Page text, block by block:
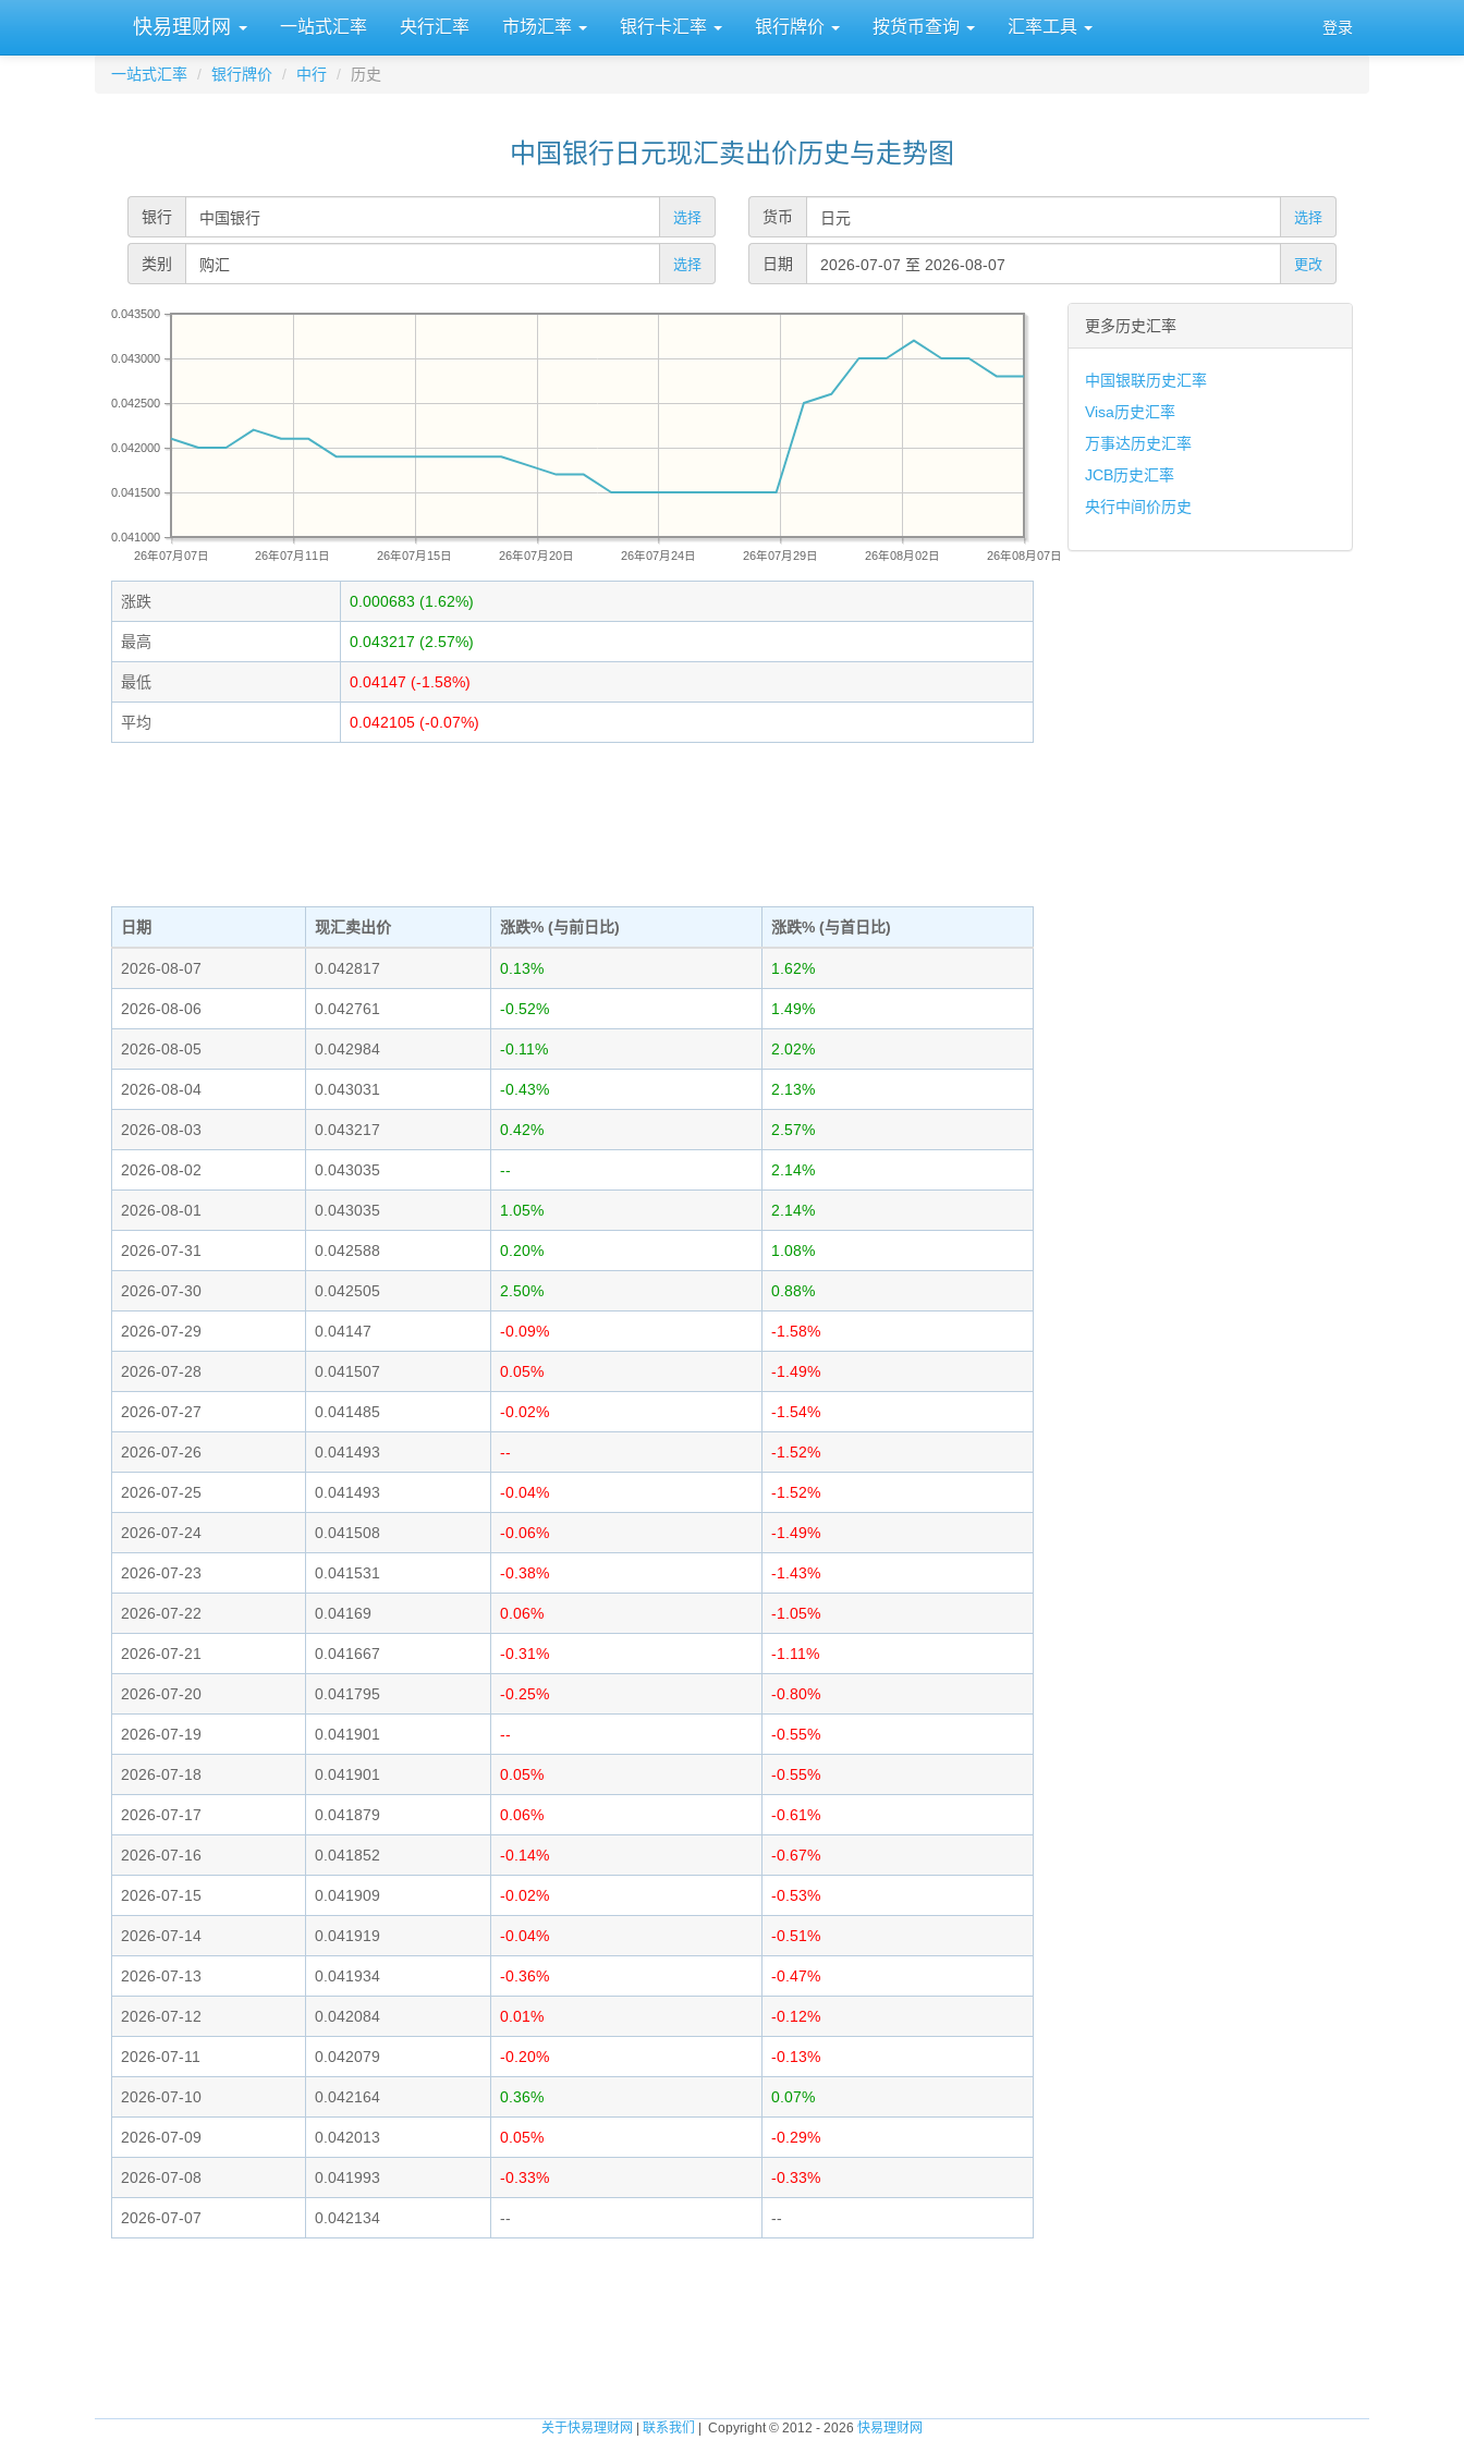
快易理财网 一站式汇率 央行汇率 市场汇率 银行卡汇率 银行牌价 按货币查询 汇率工具 登录
一站式汇率 银行牌价 中行 历史
中国银行日元现汇卖出价历史与走势图
银行 选择 货币 选择
类别 选择 日期 更改
26年07月07日 26年07月11日 26年07月15日 26年07月20日 26年07月24日 26年07月29日 26年08月02日 26年08月07日
0.041000
0.041500
0.042000
0.042500
0.043000
0.043500
涨跌 0.000683 (1.62%)
最高 0.043217 (2.57%)
最低 0.04147 (-1.58%)
平均 0.042105 (-0.07%)
日期 现汇卖出价 涨跌% (与前日比) 涨跌% (与首日比)
2026-08-07 0.042817 0.13% 1.62%
2026-08-06 0.042761 -0.52% 1.49%
2026-08-05 0.042984 -0.11% 2.02%
2026-08-04 0.043031 -0.43% 2.13%
2026-08-03 0.043217 0.42% 2.57%
2026-08-02 0.043035 -- 2.14%
2026-08-01 0.043035 1.05% 2.14%
2026-07-31 0.042588 0.20% 1.08%
2026-07-30 0.042505 2.50% 0.88%
2026-07-29 0.04147 -0.09% -1.58%
2026-07-28 0.041507 0.05% -1.49%
2026-07-27 0.041485 -0.02% -1.54%
2026-07-26 0.041493 -- -1.52%
2026-07-25 0.041493 -0.04% -1.52%
2026-07-24 0.041508 -0.06% -1.49%
2026-07-23 0.041531 -0.38% -1.43%
2026-07-22 0.04169 0.06% -1.05%
2026-07-21 0.041667 -0.31% -1.11%
2026-07-20 0.041795 -0.25% -0.80%
2026-07-19 0.041901 -- -0.55%
2026-07-18 0.041901 0.05% -0.55%
2026-07-17 0.041879 0.06% -0.61%
2026-07-16 0.041852 -0.14% -0.67%
2026-07-15 0.041909 -0.02% -0.53%
2026-07-14 0.041919 -0.04% -0.51%
2026-07-13 0.041934 -0.36% -0.47%
2026-07-12 0.042084 0.01% -0.12%
2026-07-11 0.042079 -0.20% -0.13%
2026-07-10 0.042164 0.36% 0.07%
2026-07-09 0.042013 0.05% -0.29%
2026-07-08 0.041993 -0.33% -0.33%
2026-07-07 0.042134 -- --
更多历史汇率
中国银联历史汇率
Visa历史汇率
万事达历史汇率
JCB历史汇率
央行中间价历史
关于快易理财网 联系我们 | Copyright © 2012 - 2026 快易理财网